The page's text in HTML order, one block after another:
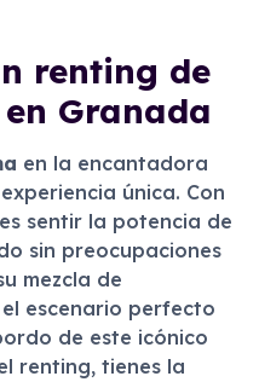
renting de
Granada
en la encantadora
única. Con
sentir la potencia de
sin preocupaciones
mezcla de
escenario perfecto
de este icónico
renting, tienes la